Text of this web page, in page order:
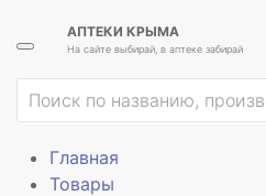
АПТЕКИ КРЫМА
На сайте выбирай, в аптеке забирай
Главная
Товары